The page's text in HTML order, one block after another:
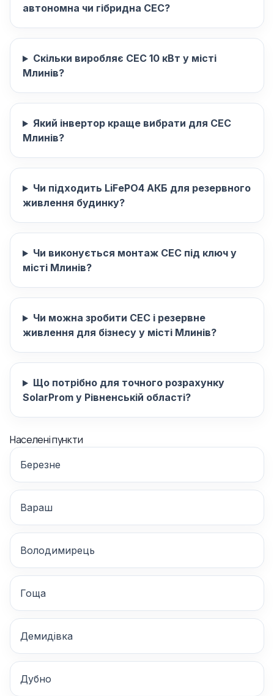
автономна чи гібридна СЕС?
Скільки виробляє СЕС 10 кВт у місті
Млинів?
Який інвертор краще вибрати для СЕС
Млинів?
Чи підходить LiFePO4 АКБ для резервного
живлення будинку?
Чи виконується монтаж СЕС під ключ у
місті Млинів?
Чи можна зробити СЕС і резервне
живлення для бізнесу у місті Млинів?
Що потрібно для точного розрахунку
SolarProm у Рівненській області?
Населені пункти
Березне
Вараш
Володимирець
Гоща
Демидівка
Дубно